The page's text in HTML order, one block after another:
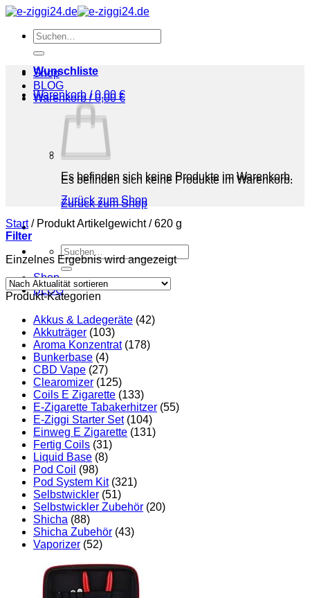
Zum
springenSuchen
nach:
Shop
BLOG
Warenkorb /0,00€
Es befinden sich keine Produkte im Warenkorb.
Zurück zum Shop
Suchen
nach:
Shop
BLOG
Wunschliste
Warenkorb /0,00 €
Es befinden sich keine Produkte im Warenkorb.
Zurück zum Shop
Start /Produkt Artikelgewicht/‎620 g
Filter
Einzelnes Ergebnis wird angezeigt
Produkt-Kategorien
Akkus & Ladegeräte (42)
Akkuträger (103)
Aroma Konzentrat (178)
Bunkerbase (4)
CBD Vape (27)
Clearomizer (125)
Coils E Zigarette (133)
E-Zigarette Tabakerhitzer (55)
E-Ziggi Starter Set (104)
Einweg E Zigarette (131)
Fertig Coils (31)
Liquid Base (8)
Pod Coil (98)
Pod System Kit (321)
Selbstwickler (51)
Selbstwickler Zubehör (20)
Shicha (88)
Shicha Zubehör (43)
Vaporizer (52)